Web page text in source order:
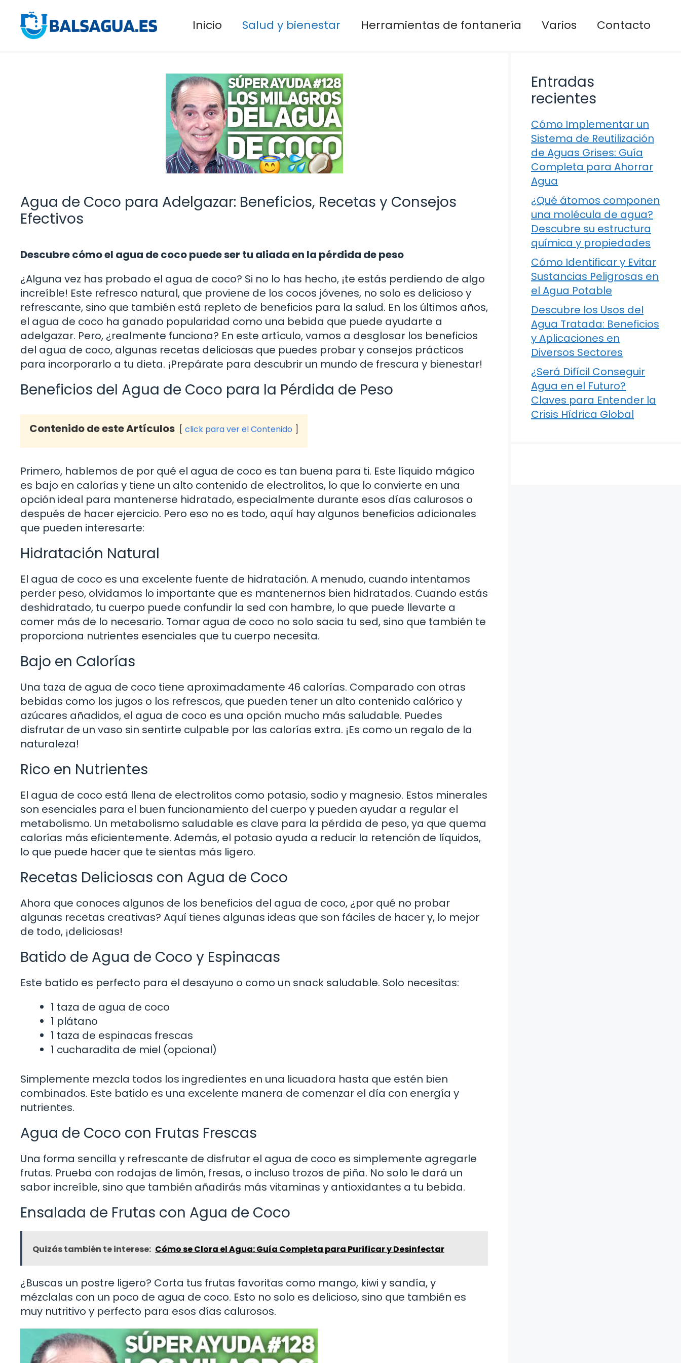
contenido
Inicio Salud y bienestar Herramientas de fontanería Varios Contacto
Agua de Coco para Adelgazar: Beneficios, Recetas y Consejos
Efectivos
Descubre cómo el agua de coco puede ser tu aliada en la pérdida de peso
¿Alguna vez has probado el agua de coco? Si no lo has hecho, ¡te estás perdiendo de algo
increíble! Este refresco natural, que proviene de los cocos jóvenes, no solo es delicioso y
refrescante, sino que también está repleto de beneficios para la salud. En los últimos años,
el agua de coco ha ganado popularidad como una bebida que puede ayudarte a
adelgazar. Pero, ¿realmente funciona? En este artículo, vamos a desglosar los beneficios
del agua de coco, algunas recetas deliciosas que puedes probar y consejos prácticos
para incorporarlo a tu dieta. ¡Prepárate para descubrir un mundo de frescura y bienestar!
Beneficios del Agua de Coco para la Pérdida de Peso
Contenido de este Artículos click para ver el Contenido
Primero, hablemos de por qué el agua de coco es tan buena para ti. Este líquido mágico
es bajo en calorías y tiene un alto contenido de electrolitos, lo que lo convierte en una
opción ideal para mantenerse hidratado, especialmente durante esos días calurosos o
después de hacer ejercicio. Pero eso no es todo, aquí hay algunos beneficios adicionales
que pueden interesarte:
Hidratación Natural
El agua de coco es una excelente fuente de hidratación. A menudo, cuando intentamos
perder peso, olvidamos lo importante que es mantenernos bien hidratados. Cuando estás
deshidratado, tu cuerpo puede confundir la sed con hambre, lo que puede llevarte a
comer más de lo necesario. Tomar agua de coco no solo sacia tu sed, sino que también te
proporciona nutrientes esenciales que tu cuerpo necesita.
Bajo en Calorías
Una taza de agua de coco tiene aproximadamente 46 calorías. Comparado con otras
bebidas como los jugos o los refrescos, que pueden tener un alto contenido calórico y
azúcares añadidos, el agua de coco es una opción mucho más saludable. Puedes
disfrutar de un vaso sin sentirte culpable por las calorías extra. ¡Es como un regalo de la
naturaleza!
Rico en Nutrientes
El agua de coco está llena de electrolitos como potasio, sodio y magnesio. Estos minerales
son esenciales para el buen funcionamiento del cuerpo y pueden ayudar a regular el
metabolismo. Un metabolismo saludable es clave para la pérdida de peso, ya que quema
calorías más eficientemente. Además, el potasio ayuda a reducir la retención de líquidos,
lo que puede hacer que te sientas más ligero.
Recetas Deliciosas con Agua de Coco
Ahora que conoces algunos de los beneficios del agua de coco, ¿por qué no probar
algunas recetas creativas? Aquí tienes algunas ideas que son fáciles de hacer y, lo mejor
de todo, ¡deliciosas!
Batido de Agua de Coco y Espinacas
Este batido es perfecto para el desayuno o como un snack saludable. Solo necesitas:
1 taza de agua de coco
1 plátano
1 taza de espinacas frescas
1 cucharadita de miel (opcional)
Simplemente mezcla todos los ingredientes en una licuadora hasta que estén bien
combinados. Este batido es una excelente manera de comenzar el día con energía y
nutrientes.
Agua de Coco con Frutas Frescas
Una forma sencilla y refrescante de disfrutar el agua de coco es simplemente agregarle
frutas. Prueba con rodajas de limón, fresas, o incluso trozos de piña. No solo le dará un
sabor increíble, sino que también añadirás más vitaminas y antioxidantes a tu bebida.
Ensalada de Frutas con Agua de Coco
Quizás también te interese: Cómo se Clora el Agua: Guía Completa para Purificar y Desinfectar
¿Buscas un postre ligero? Corta tus frutas favoritas como mango, kiwi y sandía, y
mézclalas con un poco de agua de coco. Esto no solo es delicioso, sino que también es
muy nutritivo y perfecto para esos días calurosos.
Entradas
recientes
Cómo Implementar un
Sistema de Reutilización
de Aguas Grises: Guía
Completa para Ahorrar
Agua
¿Qué átomos componen
una molécula de agua?
Descubre su estructura
química y propiedades
Cómo Identificar y Evitar
Sustancias Peligrosas en
el Agua Potable
Descubre los Usos del
Agua Tratada: Beneficios
y Aplicaciones en
Diversos Sectores
¿Será Difícil Conseguir
Agua en el Futuro?
Claves para Entender la
Crisis Hídrica Global